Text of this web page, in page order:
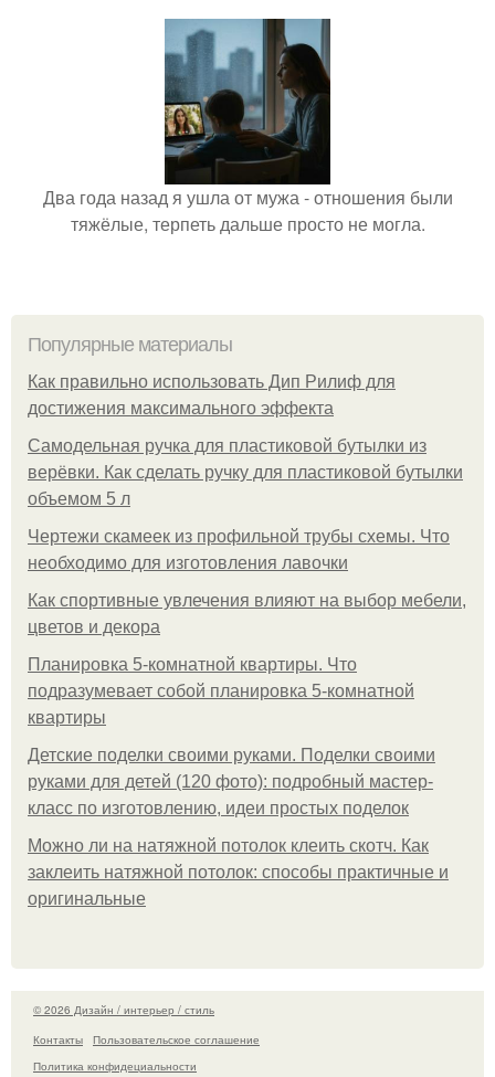
Два года назад я ушла от мужа - отношения были
тяжёлые, терпеть дальше просто не могла.
Популярные материалы
Как правильно использовать Дип Рилиф для
достижения максимального эффекта
Самодельная ручка для пластиковой бутылки из
верёвки. Как сделать ручку для пластиковой бутылки
объемом 5 л
Чертежи скамеек из профильной трубы схемы. Что
необходимо для изготовления лавочки
Как спортивные увлечения влияют на выбор мебели,
цветов и декора
Планировка 5-комнатной квартиры. Что
подразумевает собой планировка 5-комнатной
квартиры
Детские поделки своими руками. Поделки своими
руками для детей (120 фото): подробный мастер-
класс по изготовлению, идеи простых поделок
Можно ли на натяжной потолок клеить скотч. Как
заклеить натяжной потолок: способы практичные и
оригинальные
© 2026 Дизайн / интерьер / стиль
Контакты
Пользовательское соглашение
Политика конфидециальности